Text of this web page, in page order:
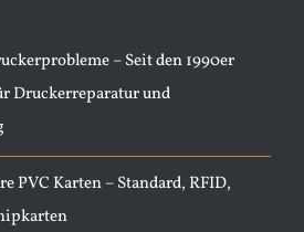
– Seit den 1990er
Druckerreparatur und
PVC Karten – Standard, RFID,